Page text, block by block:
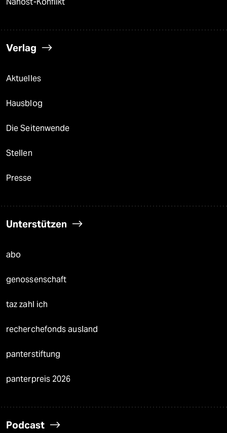
Verlag
Aktuelles
Hausblog
Die Seitenwende
Stellen
Presse
Unterstützen
abo
genossenschaft
taz zahl ich
recherchefonds ausland
panterstiftung
panterpreis 2026
Podcast